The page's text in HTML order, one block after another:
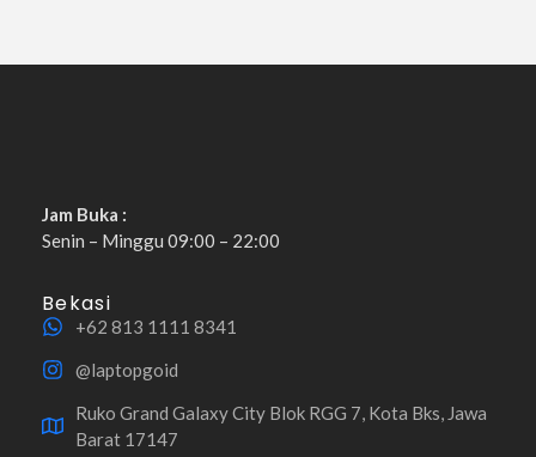
Jam Buka :
Senin – Minggu 09:00 – 22:00
Bekasi
+62 813 1111 8341
@laptopgoid
Ruko Grand Galaxy City Blok RGG 7, Kota Bks, Jawa
Barat 17147